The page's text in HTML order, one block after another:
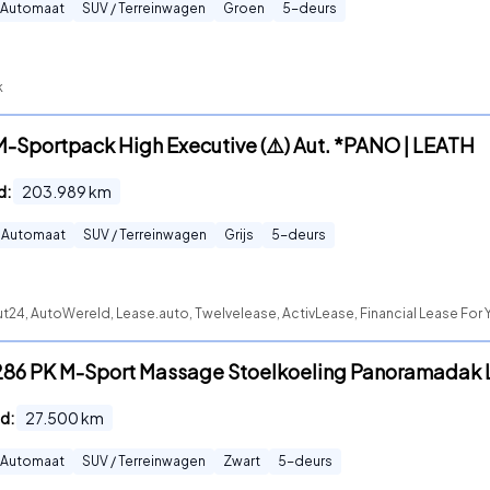
Automaat SUV / Terreinwagen Groen 5-deurs
Sportpack High Executive (⚠️) Aut. *PANO | LEATH
203.989km
Automaat SUV / Terreinwagen Grijs 5-deurs
AutoWereld, Lease.auto, Twelvelease, ActivLease, Financial Lease
PK M-Sport Massage Stoelkoeling Panoramadak
27.500km
Automaat SUV / Terreinwagen Zwart 5-deurs